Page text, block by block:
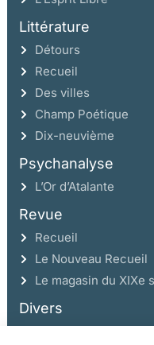
Littérature
Détours
Recueil
Des villes
Champ Poétique
Dix-neuvième
Psychanalyse
L’Or d’Atalante
Revue
Recueil
Le Nouveau Recueil
Le magasin du XIXe
Divers